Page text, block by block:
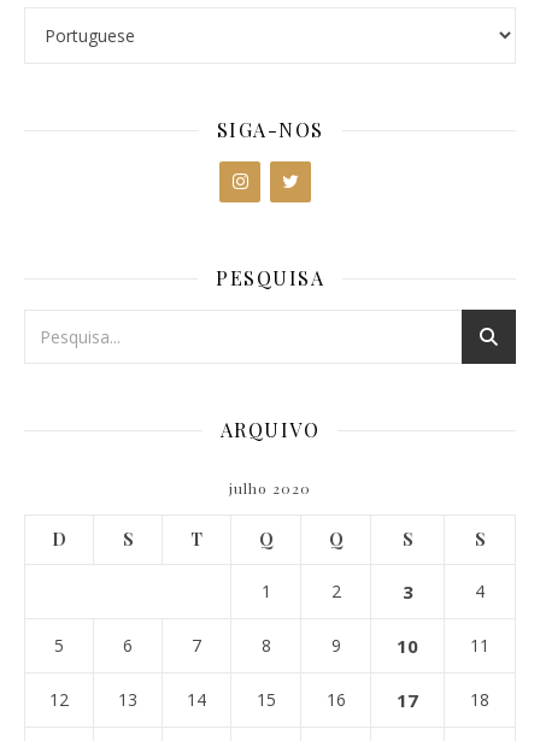
SIGA-NOS
PESQUISA
ARQUIVO
julho 2020
D S T Q Q S S
1 2 3 4
5 6 7 8 9 10 11
12 13 14 15 16 17 18